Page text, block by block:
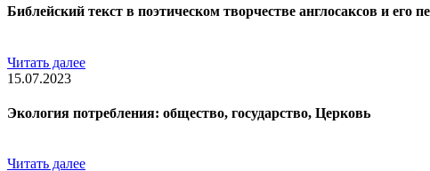
Библейский текст в поэтическом творчестве англосаксов и его
Читать далее
15.07.2023
Экология потребления: общество, государство, Церковь
Читать далее